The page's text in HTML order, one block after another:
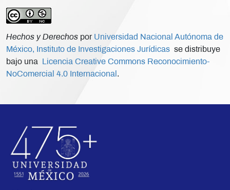
Hechos y Derechos por Universidad Nacional Autónoma de
México, Instituto de Investigaciones Jurídicas se distribuye
bajo una
Licencia Creative Commons Reconocimiento-
NoComercial 4.0 Internacional .